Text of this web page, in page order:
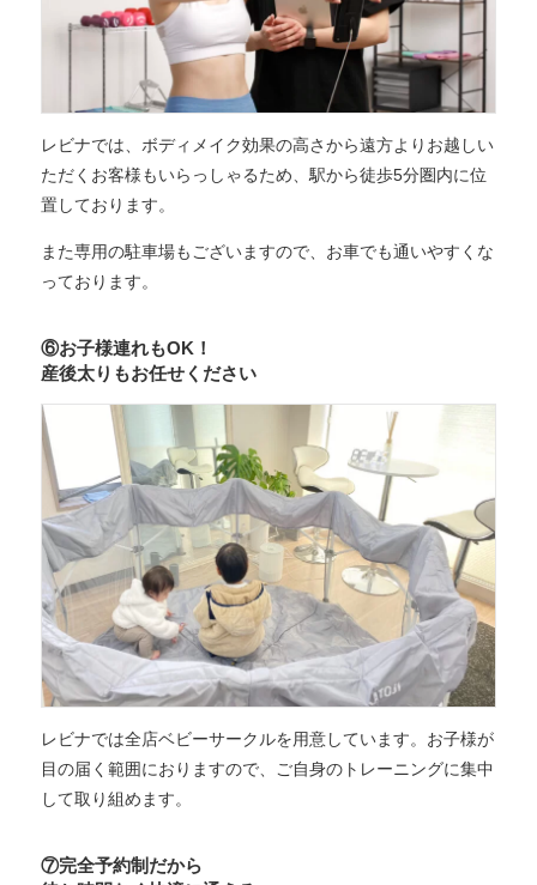
レビナでは、ボディメイク効果の高さから遠方よりお越しい
ただくお客様もいらっしゃるため、駅から徒歩5分圏内に位
置しております。
また専用の駐車場もございますので、お車でも通いやすくな
っております。
⑥お子様連れもOK！
産後太りもお任せください
レビナでは全店ベビーサークルを用意しています。お子様が
目の届く範囲におりますので、ご自身のトレーニングに集中
して取り組めます。
⑦完全予約制だから